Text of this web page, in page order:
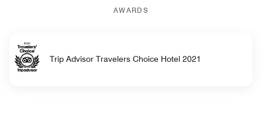
AWARDS
Trip Advisor Travelers Choice Hotel 2021